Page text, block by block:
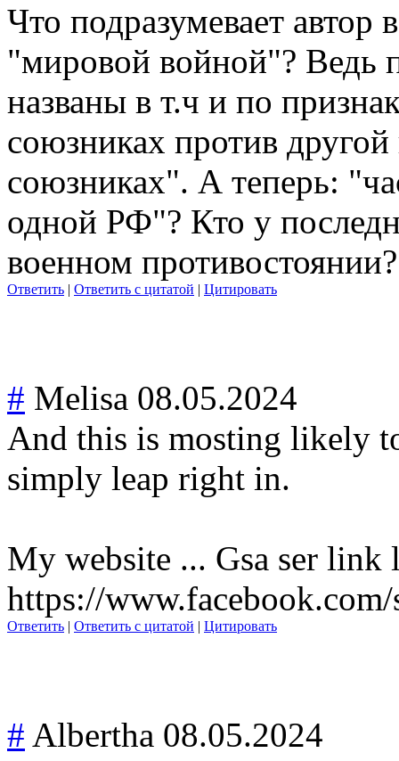
Что подразумевает автор
"мировой войной"?
названы в т.ч и по
союзниках против
союзниках". А теперь:
одной РФ"? Кто у
военном противостоянии?
Ответить | Ответить с цитатой | Цитировать
# Melisa 08.05.2024
And this is mosting likely
simply leap right in.
My website ... Gsa ser link
https://
Ответить | Ответить с цитатой | Цитировать
# Albertha 08.05.2024